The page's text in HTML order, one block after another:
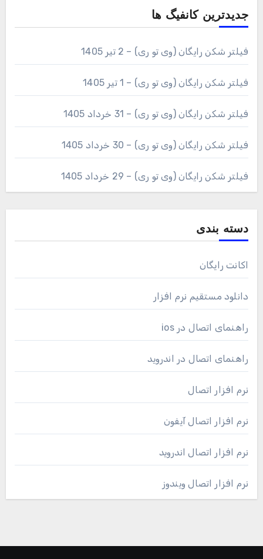
جدیدترین کانفیگ ها
فیلتر شکن رایگان (وی تو ری) – 2 تیر 1405
فیلتر شکن رایگان (وی تو ری) – 1 تیر 1405
فیلتر شکن رایگان (وی تو ری) – 31 خرداد 1405
فیلتر شکن رایگان (وی تو ری) – 30 خرداد 1405
فیلتر شکن رایگان (وی تو ری) – 29 خرداد 1405
دسته بندی
اکانت رایگان
دانلود مستقیم نرم افزار
راهنمای اتصال در ios
راهنمای اتصال در اندروید
نرم افزار اتصال
نرم افزار اتصال آیفون
نرم افزار اتصال اندروید
نرم افزار اتصال ویندوز